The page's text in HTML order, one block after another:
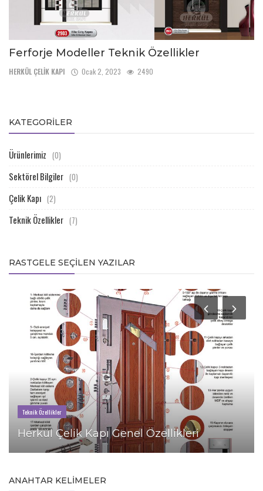
Ferforje Modeller Teknik Özellikler
HERKÜL ÇELİK KAPI Ocak 2, 2023 2490
KATEGORILER
Ürünlerimiz (0)
Sektörel Bilgiler (0)
Çelik Kapı (2)
Teknik Özellikler (7)
RASTGELE SEÇILEN YAZILAR
Teknik Özellikler
Herkül Çelik Kapı Genel Özellikleri
ANAHTAR KELIMELER